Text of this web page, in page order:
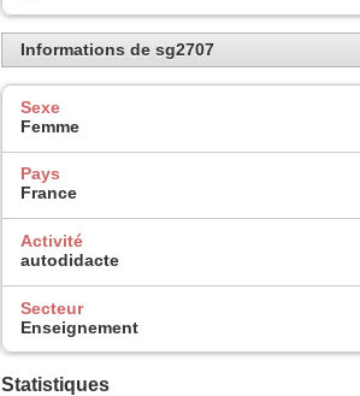
Informations de sg2707
Sexe
Femme
Pays
France
Activité
autodidacte
Secteur
Enseignement
Statistiques